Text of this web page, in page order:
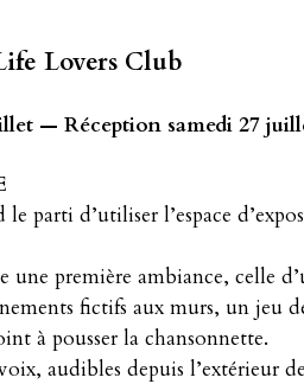
Lovers Club
— Réception samedi 27
le parti d’utiliser l’espace
une première ambiance, celle
fictifs aux murs, un jeu
à pousser la chansonnette.
audibles depuis l’extérieur